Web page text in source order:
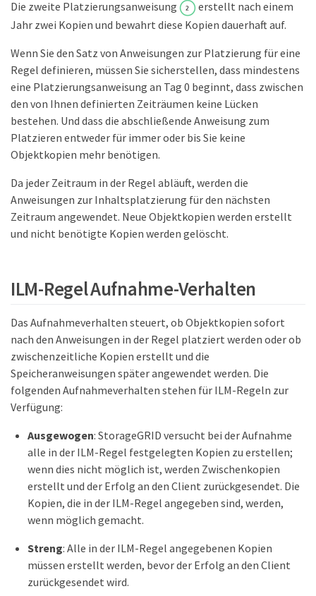
Die zweite Platzierungsanweisung
erstellt nach einem
Jahr zwei Kopien und bewahrt diese Kopien dauerhaft auf.
Wenn Sie den Satz von Anweisungen zur Platzierung für eine
Regel definieren, müssen Sie sicherstellen, dass mindestens
eine Platzierungsanweisung an Tag 0 beginnt, dass zwischen
den von Ihnen definierten Zeiträumen keine Lücken
bestehen. Und dass die abschließende Anweisung zum
Platzieren entweder für immer oder bis Sie keine
Objektkopien mehr benötigen.
Da jeder Zeitraum in der Regel abläuft, werden die
Anweisungen zur Inhaltsplatzierung für den nächsten
Zeitraum angewendet. Neue Objektkopien werden erstellt
und nicht benötigte Kopien werden gelöscht.
ILM-Regel Aufnahme-Verhalten
Das Aufnahmeverhalten steuert, ob Objektkopien sofort
nach den Anweisungen in der Regel platziert werden oder ob
zwischenzeitliche Kopien erstellt und die
Speicheranweisungen später angewendet werden. Die
folgenden Aufnahmeverhalten stehen für ILM-Regeln zur
Verfügung:
Ausgewogen: StorageGRID versucht bei der Aufnahme
alle in der ILM-Regel festgelegten Kopien zu erstellen;
wenn dies nicht möglich ist, werden Zwischenkopien
erstellt und der Erfolg an den Client zurückgesendet. Die
Kopien, die in der ILM-Regel angegeben sind, werden,
wenn möglich gemacht.
Streng: Alle in der ILM-Regel angegebenen Kopien
müssen erstellt werden, bevor der Erfolg an den Client
zurückgesendet wird.